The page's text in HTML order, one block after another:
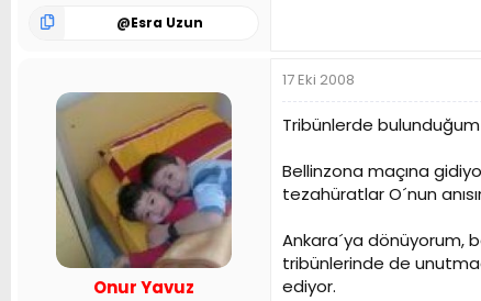
@Esra Uzun
Onur Yavuz
17 Eki 2008
Tribünlerde bulunduğum
Bellinzona maçına
tezahüratlar O´nun
Ankara´ya dönüyorum,
tribünlerinde de
ediyor.